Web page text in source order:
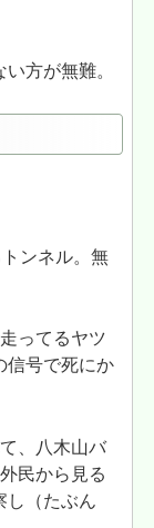
方が無難。
ンネル。無
ってるヤツ
信号で死にか
、八木山バ
民から見る
し（たぶん